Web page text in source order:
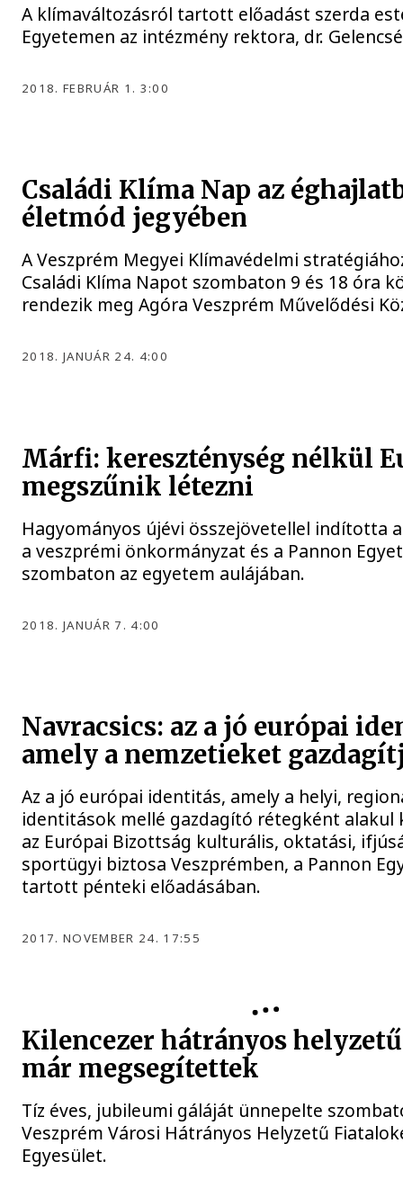
A klímaváltozásról tartott előadást szerda
Egyetemen az intézmény rektora, dr.
2018. FEBRUÁR 1. 3:00
Családi Klíma Nap az
életmód jegyében
A Veszprém Megyei Klímavédelmi
Családi Klíma Napot szombaton 9 és 18 óra
rendezik meg Agóra Veszprém Művelődési
2018. JANUÁR 24. 4:00
Márfi: kereszténység nélkül
megszűnik létezni
Hagyományos újévi összejövetellel indította
a veszprémi önkormányzat és a Pannon
szombaton az egyetem aulájában.
2018. JANUÁR 7. 4:00
Navracsics: az a jó európai
amely a nemzetieket
Az a jó európai identitás, amely a helyi,
identitások mellé gazdagító rétegként alakul
az Európai Bizottság kulturális, oktatási,
sportügyi biztosa Veszprémben, a Pannon
tartott pénteki előadásában.
2017. NOVEMBER 24. 17:55
Kilencezer hátrányos
már megsegítettek
Tíz éves, jubileumi gáláját ünnepelte
Veszprém Városi Hátrányos Helyzetű
Egyesület.